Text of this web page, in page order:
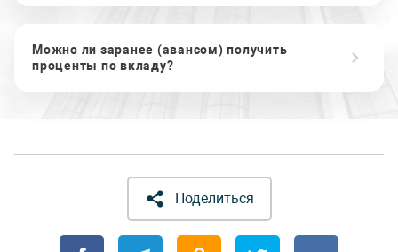
Можно ли заранее (авансом) получить
проценты по вкладу?
Поделиться